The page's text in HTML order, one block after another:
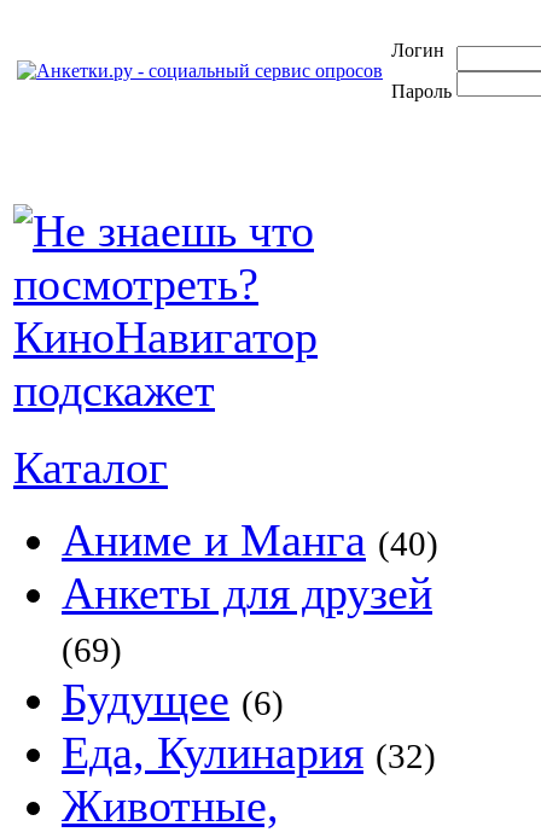
Логин
Пароль
Каталог
Аниме и Манга (40)
Анкеты для друзей
(69)
Будущее (6)
Еда, Кулинария (32)
Животные,